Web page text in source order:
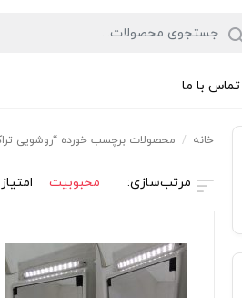
تماس با ما
خانه / محصولات برچسب خورده “روشویی
محبوبیت امتیاز